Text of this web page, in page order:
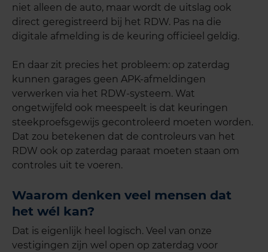
niet alleen de auto, maar wordt de uitslag ook
direct geregistreerd bij het RDW. Pas na die
digitale afmelding is de keuring officieel geldig.
En daar zit precies het probleem: op zaterdag
kunnen garages geen APK-afmeldingen
verwerken via het RDW-systeem. Wat
ongetwijfeld ook meespeelt is dat keuringen
steekproefsgewijs gecontroleerd moeten worden.
Dat zou betekenen dat de controleurs van het
RDW ook op zaterdag paraat moeten staan om
controles uit te voeren.
Waarom denken veel mensen dat
het wél kan?
Dat is eigenlijk heel logisch. Veel van onze
vestigingen zijn wel open op zaterdag voor